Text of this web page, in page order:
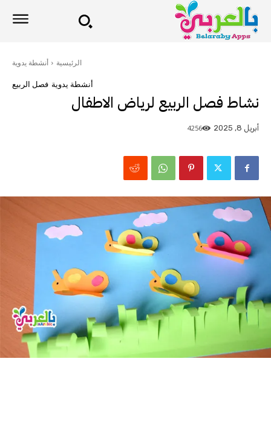
الرئيسية أنشطة يدوية
أنشطة يدوية فصل الربيع
نشاط فصل الربيع لرياض الاطفال
أبريل 8, 2025 4256